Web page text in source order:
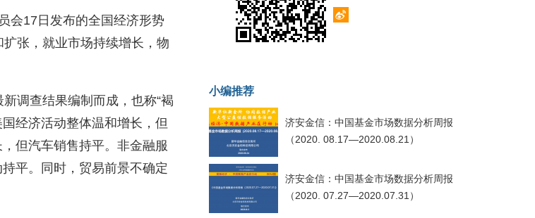
续两日涨逾3% 沪银及两粕涨势喜人
北斗收官之星发射成功，全产业链解析
会17日发布的全国经济形势
张，就业市场持续增长，物
调查结果编制而成，也称“褐
经济活动整体温和增长，但
但汽车销售持平。非金融服
平。同时，贸易前景不确定
小编推荐
济安金信：中国基金市场数据分析周报
（2020. 08.17—2020.08.21）
济安金信：中国基金市场数据分析周报
（2020. 07.27—2020.07.31）